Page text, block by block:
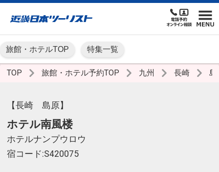
旅館・ホテルTOP 特集一覧
TOP 旅館・ホテル予約TOP 九州 長崎
【長崎 島原】
ホテル南風楼
ホテルナンプウロウ
宿コード:S420075